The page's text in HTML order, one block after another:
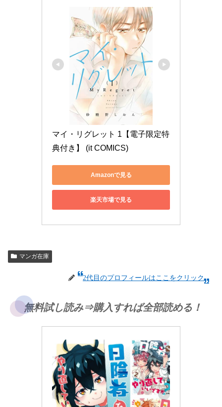
マイ・リグレット 1【電子限定特
典付き】 (it COMICS)
Amazonで見る
楽天市場で見る
マンガ在庫
2代目のプロフィールはここをクリック
無料試し読み⇒購入すれば全部読める！